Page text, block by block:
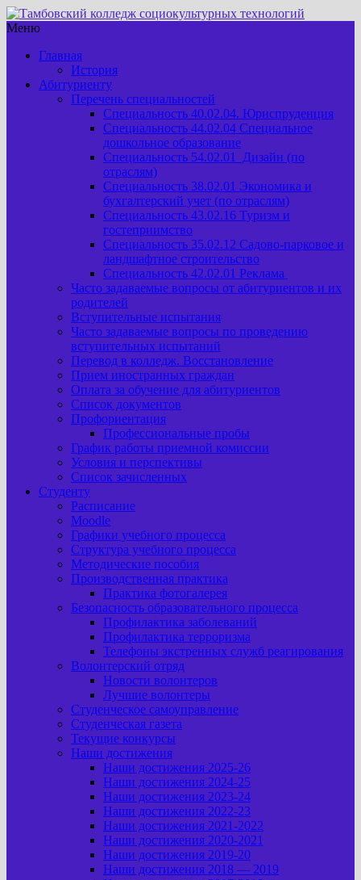
Меню
Главная
История
Абитуриенту
Перечень специальностей
Специальность 40.02.04. Юриспруденция
Специальность 44.02.04 Специальное
дошкольное образование
Специальность 54.02.01 Дизайн (по
отраслям)
Специальность 38.02.01 Экономика и
бухгалтерский учет (по отраслям)
Специальность 43.02.16 Туризм и
гостеприимство
Специальность 35.02.12 Садово-парковое и
ландшафтное строительство
Специальность 42.02.01 Реклама
Часто задаваемые вопросы от абитуриентов и их
родителей
Вступительные испытания
Часто задаваемые вопросы по проведению
вступительных испытаний
Перевод в колледж. Восстановление
Прием иностранных граждан
Оплата за обучение для абитуриентов
Список документов
Профориентация
Профессиональные пробы
График работы приемной комиссии
Условия и перспективы
Список зачисленных
Студенту
Расписание
Moodle
Графики учебного процесса
Структура учебного процесса
Методические пособия
Производственная практика
Практика фотогалерея
Безопасность образовательного процесса
Профилактика заболеваний
Профилактика терроризма
Телефоны экстренных служб реагирования
Волонтерский отряд
Новости волонтеров
Лучшие волонтеры
Студенческое самоуправление
Студенческая газета
Текущие конкурсы
Наши достижения
Наши достижения 2025-26
Наши достижения 2024-25
Наши достижения 2023-24
Наши достижения 2022-23
Наши достижения 2021-2022
Наши достижения 2020-2021
Наши достижения 2019-20
Наши достижения 2018 — 2019